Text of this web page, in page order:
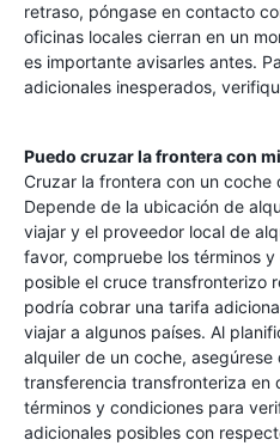
retraso, póngase en contacto
oficinas locales cierran en un
es importante avisarles antes.
adicionales inesperados,
Puedo cruzar la frontera con
Cruzar la frontera con un coche
Depende de la ubicación de
viajar y el proveedor local de
favor, compruebe los términos
posible el cruce transfronterizo
podría cobrar una tarifa
viajar a algunos países. Al
alquiler de un coche, asegúrese
transferencia transfronteriza en
términos y condiciones para
adicionales posibles con